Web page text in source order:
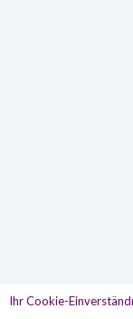
Ihr Cookie-